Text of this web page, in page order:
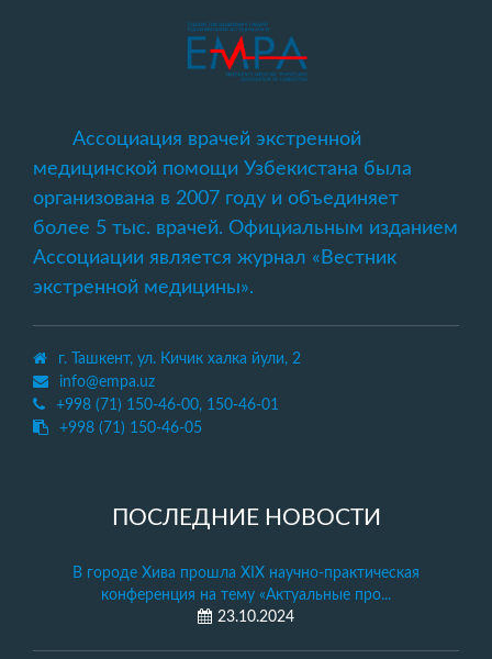
Ассоциация врачей экстренной
медицинской помощи Узбекистана была
организована в 2007 году и объединяет
более 5 тыс. врачей. Официальным изданием
Ассоциации является журнал «Вестник
экстренной медицины».
г. Ташкент, ул. Кичик халка йули, 2
info@empa.uz
+998 (71) 150-46-00, 150-46-01
+998 (71) 150-46-05
ПОСЛЕДНИЕ НОВОСТИ
В городе Хива прошла XIX научно-практическая
конференция на тему «Актуальные про...
23.10.2024